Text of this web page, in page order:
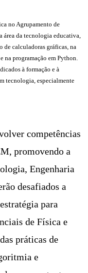
no Agrupamento de
área da tecnologia educativa,
de calculadoras gráficas, na
na programação em Python.
à formação e à
tecnologia, especialmente
competências
promovendo a
Engenharia
desafiados a
para
de Física e
práticas de
e